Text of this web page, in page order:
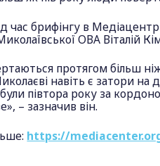
час брифінгу в
ОВА Віталій
протягом більш
навіть є затори на
були півтора року за
– зазначив він.
https://